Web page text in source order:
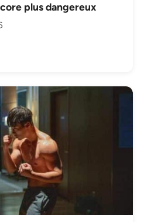
plus dangereux